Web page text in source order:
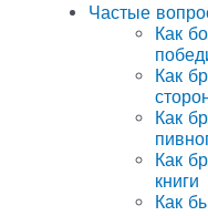
Частые
Как
Как
Как
Как
книги
Как